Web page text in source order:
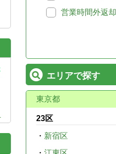
営業時間外返
エリアで探す
東京都
23区
・ 新宿区